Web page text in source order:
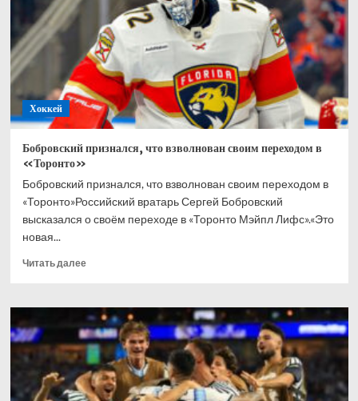
хоккей
всю
жизнь
Хоккей
Бобровский признался, что взволнован своим переходом в
«Торонто»
Бобровский признался, что взволнован своим переходом в
«Торонто»Российский вратарь Сергей Бобровский
высказался о своём переходе в «Торонто Мэйпл Лифс».«Это
новая...
Читать далееПрочитать
Бобровский
признался,
что
взволнован
своим
переходом
в